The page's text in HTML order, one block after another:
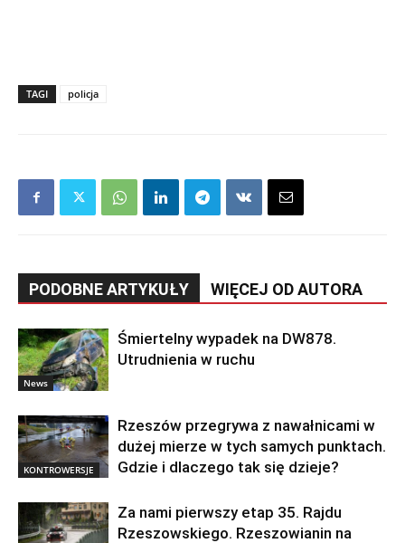
TAGI policja
PODOBNE ARTYKUŁY WIĘCEJ OD AUTORA
News
Śmiertelny wypadek na DW878.
Utrudnienia w ruchu
KONTROWERSJE
Rzeszów przegrywa z nawałnicami w
dużej mierze w tych samych punktach.
Gdzie i dlaczego tak się dzieje?
Za nami pierwszy etap 35. Rajdu
Rzeszowskiego. Rzeszowianin na